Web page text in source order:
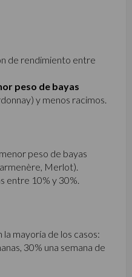
de rendimiento entre
peso de bayas
y menos racimos.
peso de bayas
Merlot).
entre 10% y 30%.
mayoría de los casos:
30% una semana de